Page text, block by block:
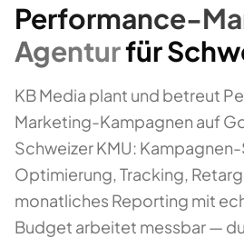
Performance-
Agenturfür
KB Media plant und betreut
Marketing-Kampagnen auf
Schweizer KMU:
Optimierung, Tracking,
monatliches Reporting mit
Budget arbeitet messbar —